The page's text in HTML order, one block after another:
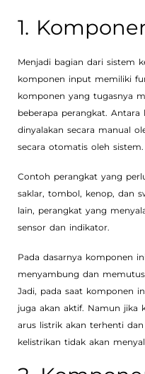
1.
Menjadi bagian dari sistem
komponen input memiliki
komponen yang tugasnya
beberapa perangkat. Antara
dinyalakan secara manual
secara otomatis oleh sistem.
Contoh perangkat yang
saklar, tombol, kenop, dan
lain, perangkat yang
sensor dan indikator.
Pada dasarnya komponen
menyambung dan
Jadi, pada saat komponen
juga akan aktif. Namun jika
arus listrik akan terhenti
kelistrikan tidak akan